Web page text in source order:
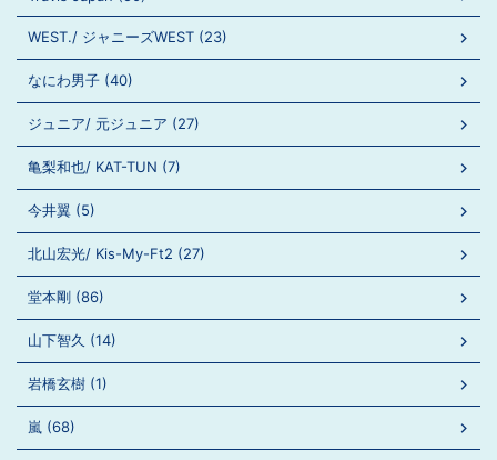
WEST./ ジャニーズWEST (23)
なにわ男子 (40)
ジュニア/ 元ジュニア (27)
亀梨和也/ KAT-TUN (7)
今井翼 (5)
北山宏光/ Kis-My-Ft2 (27)
堂本剛 (86)
山下智久 (14)
岩橋玄樹 (1)
嵐 (68)